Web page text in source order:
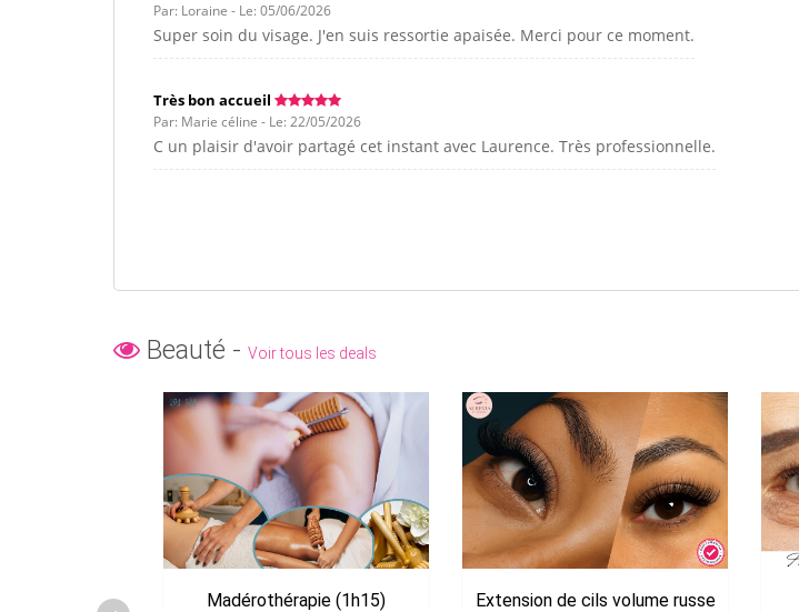
Par: Loraine - Le: 05/06/2026
Super soin du visage. J'en suis ressortie apaisée. Merci pour ce moment.
Très bon accueil
Par: Marie céline - Le: 22/05/2026
C un plaisir d'avoir partagé cet instant avec Laurence. Très professionnelle.
Beauté - Voir tous les deals
Madérothérapie (1h15) Extension de cils volume russe